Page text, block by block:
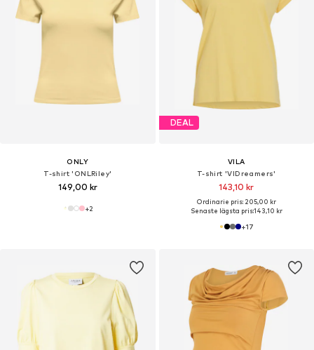
ONLY
T-shirt 'ONLRiley'
149,00 kr
+2
DEAL
VILA
T-shirt 'VIDreamers'
143,10 kr
Ordinarie pris: 205,00 kr
Senaste lägsta pris:143,10 kr
+17